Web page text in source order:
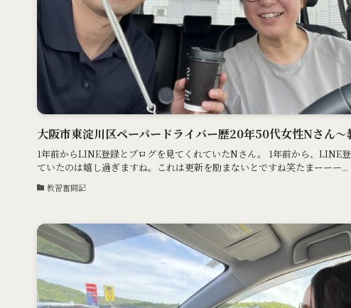
大阪市東淀川区ペーパードライバー歴20年50代女性Nさん〜
1年前からLINE登録とブログを見てくれていたNさん。 1年前から、LINE
ていたのは嬉し過ぎますね。これは更新を励まないとですね笑たまーーー...
教習奮闘記